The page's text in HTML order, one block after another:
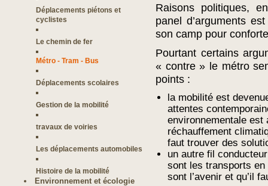
Déplacements piétons et
cyclistes
Le chemin de fer
Métro - Tram - Bus
Déplacements scolaires
Gestion de la mobilité
travaux de voiries
Les déplacements automobiles
Histoire de la mobilité
Environnement et écologie
Raisons politiques,
panel d’arguments
son camp pour
Pourtant certains
« contre » le métro
points :
la mobilité est
attentes
environnementale est
réchauffement
faut trouver des
un autre fil
sont les transports
sont l’avenir et qu’il